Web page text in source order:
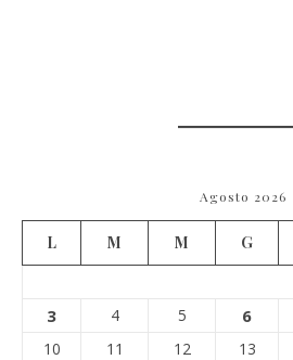
Agosto 2026
L M M G
3 4 5 6
10
11 12 13